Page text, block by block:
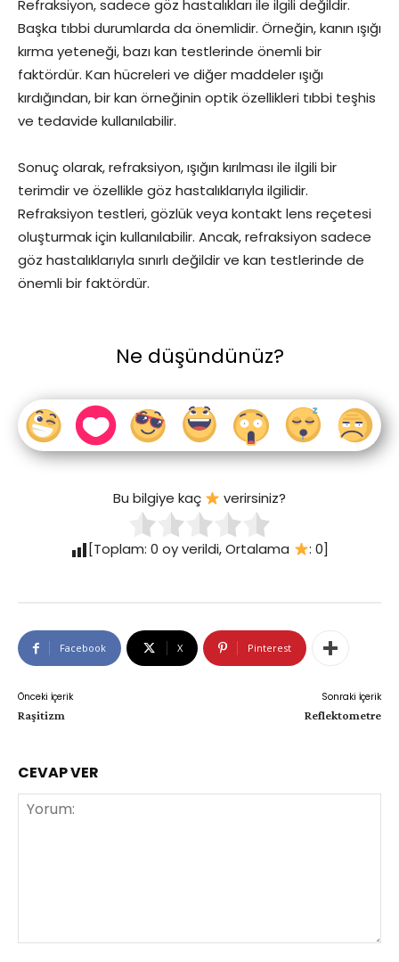
Refraksiyon, sadece göz hastalıkları ile ilgili değildir.
Başka tıbbi durumlarda da önemlidir. Örneğin, kanın ışığı
kırma yeteneği, bazı kan testlerinde önemli bir
faktördür. Kan hücreleri ve diğer maddeler ışığı
kırdığından, bir kan örneğinin optik özellikleri tıbbi teşhis
ve tedavide kullanılabilir.
Sonuç olarak, refraksiyon, ışığın kırılması ile ilgili bir
terimdir ve özellikle göz hastalıklarıyla ilgilidir.
Refraksiyon testleri, gözlük veya kontakt lens reçetesi
oluşturmak için kullanılabilir. Ancak, refraksiyon sadece
göz hastalıklarıyla sınırlı değildir ve kan testlerinde de
önemli bir faktördür.
Ne düşündünüz?
Bu bilgiye kaç verirsiniz?
[Toplam:0 oy verildi, Ortalama : 0]
Facebook X Pinterest
Önceki İçerik
Raşitizm
Sonraki İçerik
Reflektometre
CEVAP VER